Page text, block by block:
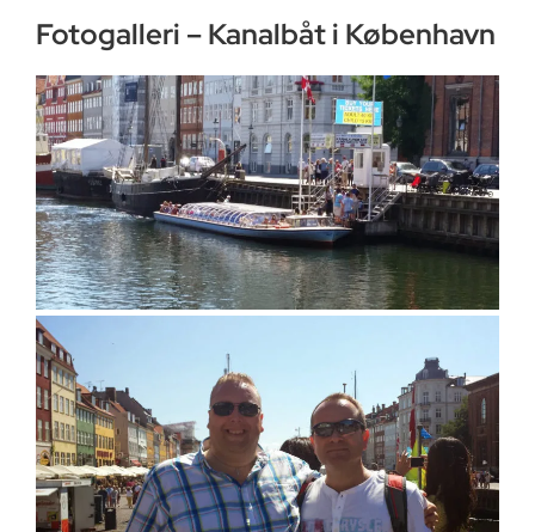
Fotogalleri – Kanalbåt i København